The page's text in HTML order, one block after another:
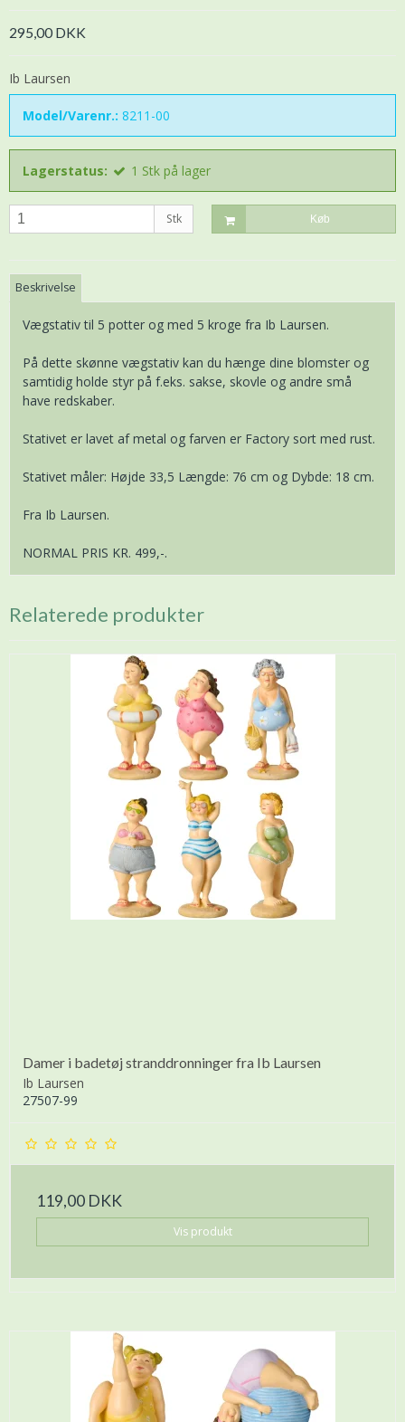
295,00 DKK
Ib Laursen
Model/Varenr.: 8211-00
Lagerstatus: 1 Stk på lager
Stk Køb
Beskrivelse
Vægstativ til 5 potter og med 5 kroge fra Ib Laursen.
På dette skønne vægstativ kan du hænge dine blomster og
samtidig holde styr på f.eks. sakse, skovle og andre små
have redskaber.
Stativet er lavet af metal og farven er Factory sort med rust.
Stativet måler: Højde 33,5 Længde: 76 cm og Dybde: 18 cm.
Fra Ib Laursen.
NORMAL PRIS KR. 499,-.
Relaterede produkter
Damer i badetøj stranddronninger fra Ib Laursen
Ib Laursen
27507-99
119,00 DKK
Vis produkt